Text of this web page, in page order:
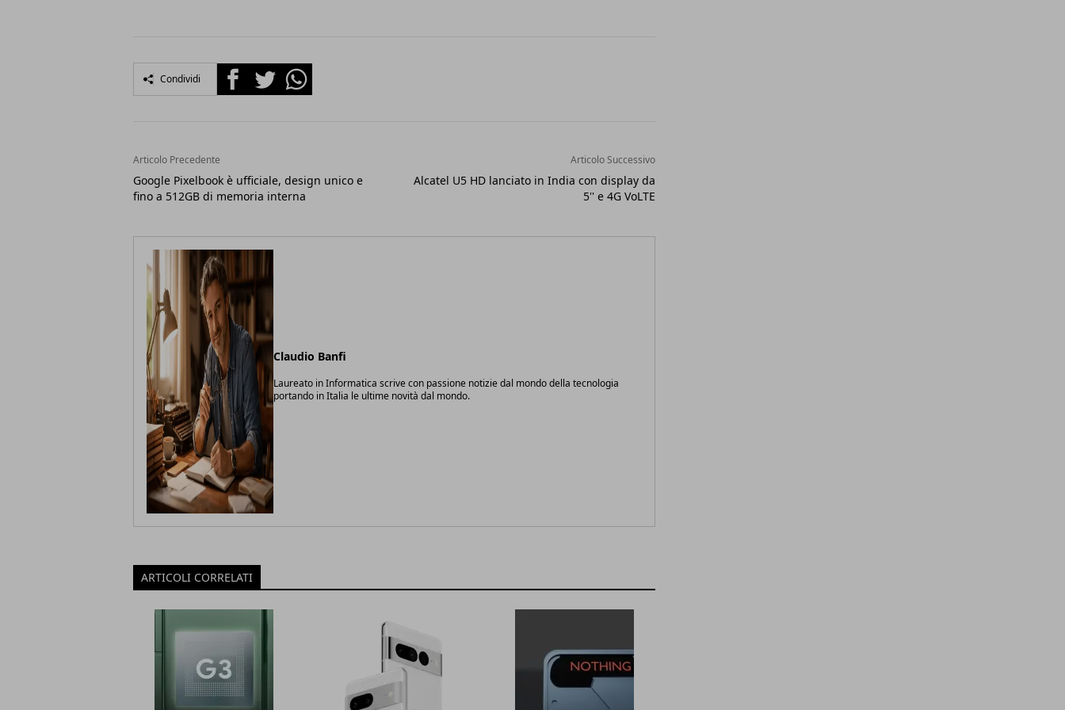
Condividi FacebookTwitterWhatsapp
Articolo Precedente
Google Pixelbook è ufficiale, design unico e
fino a 512GB di memoria interna
Articolo Successivo
Alcatel U5 HD lanciato in India con display da
5'' e 4G VoLTE
Claudio Banfi
Laureato in Informatica scrive con passione notizie dal mondo della tecnologia
portando in Italia le ultime novità dal mondo.
ARTICOLI CORRELATI